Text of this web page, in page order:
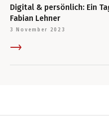
Digital & persönlich: Ein
Fabian Lehner
3 November 2023